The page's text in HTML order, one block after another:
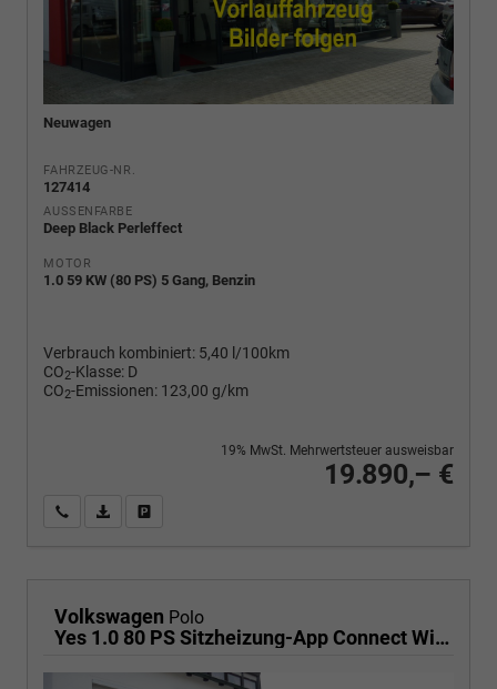
Neuwagen
FAHRZEUG-NR.
127414
AUSSENFARBE
Deep Black Perleffect
MOTOR
1.0 59 KW (80 PS) 5 Gang, Benzin
Verbrauch kombiniert: 5,40 l/100km
CO2-Klasse: D
CO2-Emissionen: 123,00 g/km
19.890,– €
19% MwSt. Mehrwertsteuer ausweisbar
Wir rufen Sie anPDF-Fahrzeugexposé drucken
Volkswagen Polo
Yes 1.0 80 PS Sitzheizung-App Connect Wireless-Einparkhilfe-Klima-Sofort